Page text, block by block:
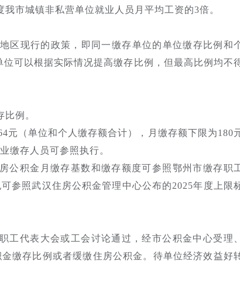
市城镇非私营单位就业人员月平均工资的3倍。
区现行的政策，即同一缴存单位的单位缴存比例和
可以根据实际情况提高缴存比例，但最高比例均不
例。
元（单位和个人缴存额合计），月缴存额下限为180
缴存人员可参照执行。
公积金月缴存基数和缴存额度可参照鄂州市缴存职
参照武汉住房公积金管理中心公布的2025年度上限
工代表大会或工会讨论通过，经市公积金中心受理、
缴存比例或者缓缴住房公积金。待单位经济效益好